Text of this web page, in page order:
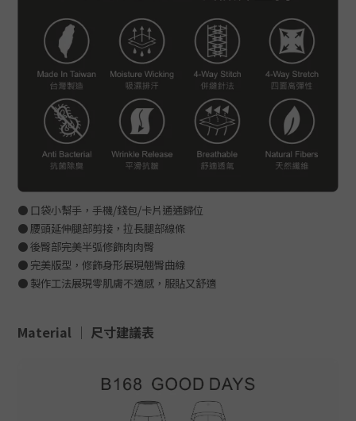
● 口袋小幫手，手機/錢包/卡片通通歸位
● 腰頭延伸腿部剪接，拉長腿部線條
● 後臀部完美半弧修飾肉肉臀
● 完美版型，修飾身形展現翹臀曲線
● 製作工法展現零肌膚不適感，服貼又舒適
Material │ 尺寸建議表